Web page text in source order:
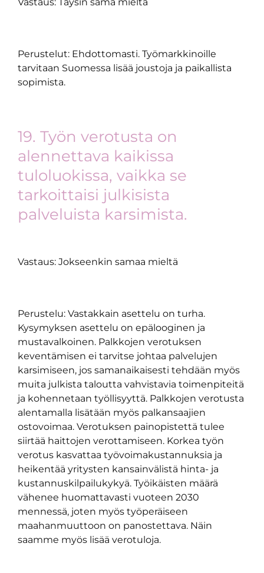
Vastaus: Täysin sama mieltä
Perustelut: Ehdottomasti. Työmarkkinoille
tarvitaan Suomessa lisää joustoja ja paikallista
sopimista.
19. Työn verotusta on
alennettava kaikissa
tuloluokissa, vaikka se
tarkoittaisi julkisista
palveluista karsimista.
Vastaus: Jokseenkin samaa mieltä
Perustelu: Vastakkain asettelu on turha.
Kysymyksen asettelu on epälooginen ja
mustavalkoinen. Palkkojen verotuksen
keventämisen ei tarvitse johtaa palvelujen
karsimiseen, jos samanaikaisesti tehdään myös
muita julkista taloutta vahvistavia toimenpiteitä
ja kohennetaan työllisyyttä. Palkkojen verotusta
alentamalla lisätään myös palkansaajien
ostovoimaa. Verotuksen painopistettä tulee
siirtää haittojen verottamiseen. Korkea työn
verotus kasvattaa työvoimakustannuksia ja
heikentää yritysten kansainvälistä hinta- ja
kustannuskilpailukykyä. Työikäisten määrä
vähenee huomattavasti vuoteen 2030
mennessä, joten myös työperäiseen
maahanmuuttoon on panostettava. Näin
saamme myös lisää verotuloja.